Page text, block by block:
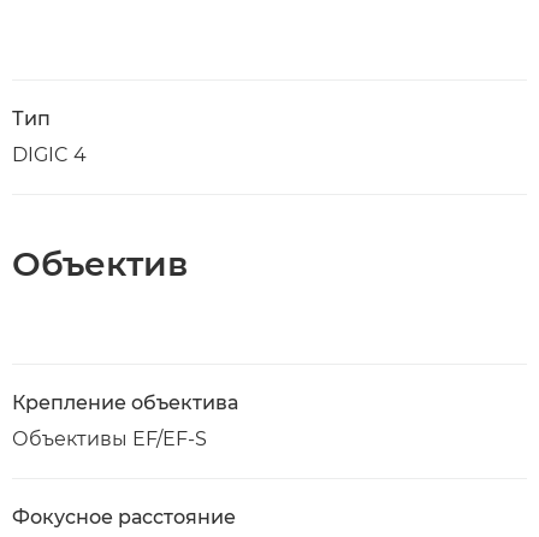
Тип
DIGIC 4
Объектив
Крепление объектива
Объективы EF/EF-S
Фокусное расстояние